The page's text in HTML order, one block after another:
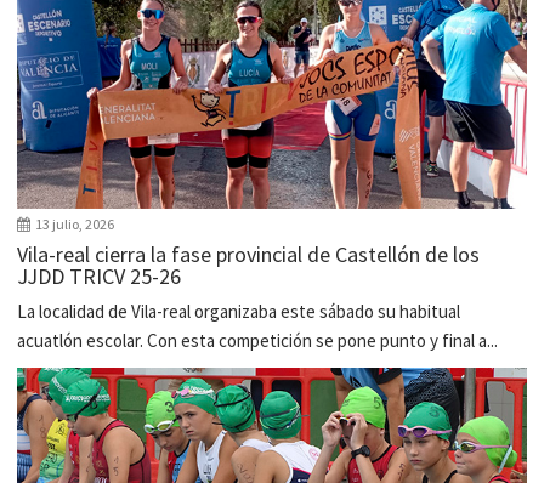
13 julio, 2026
Vila-real cierra la fase provincial de Castellón de los
JJDD TRICV 25-26
La localidad de Vila-real organizaba este sábado su habitual
acuatlón escolar. Con esta competición se pone punto y final a...